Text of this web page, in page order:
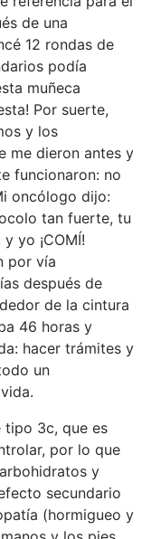
de una
12 rondas de
podía
muñeca
Por suerte,
y los
me dieron antes y
funcionaron: no
oncólogo dijo:
tan fuerte, tu
yo ¡COMÍ!
por vía
después de
de la cintura
46 horas y
hacer trámites y
un
tipo 3c, que es
por lo que
y
secundario
(hormigueo y